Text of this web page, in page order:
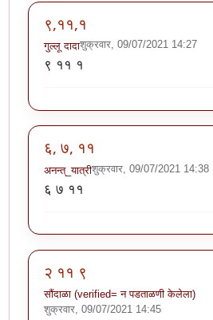
९,११,१
गुल्लू दादाशुक्रवार, 09/07/2021 14:27
९ ११ १
६, ७, ११
अनन्त्_यात्रीशुक्रवार, 09/07/2021 14:38
६ ७ ११
२ ११ ९
सौंदाळा (verified= न पडताळणी केलेला)
शुक्रवार, 09/07/2021 14:45